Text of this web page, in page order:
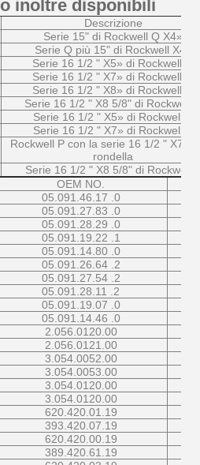
inoltre disponibili
Descrizione
Serie 15" di Rockwell Q X4»
Serie Q più 15" di Rockwell X4»
Serie 16 1/2 " X5» di Rockwell Q
Serie 16 1/2 " X7» di Rockwell Q
Serie 16 1/2 " X8» di Rockwell Q
Serie 16 1/2 " X8 5/8" di Rockwell
Serie 16 1/2 " X5» di Rockwell P
Serie 16 1/2 " X7» di Rockwell P
Rockwell P con la serie 16 1/2 " X7»
rondella
Serie 16 1/2 " X8 5/8" di Rockwell
OEM NO.
05.091.46.17 .0
05.091.27.83 .0
05.091.28.29 .0
05.091.19.22 .1
05.091.14.80 .0
05.091.26.64 .2
05.091.27.54 .2
05.091.28.11 .2
05.091.19.07 .0
05.091.14.46 .0
2.056.0120.00
2.056.0121.00
3.054.0052.00
3.054.0053.00
3.054.0120.00
3.054.0120.00
620.420.01.19
393.420.07.19
620.420.00.19
389.420.61.19